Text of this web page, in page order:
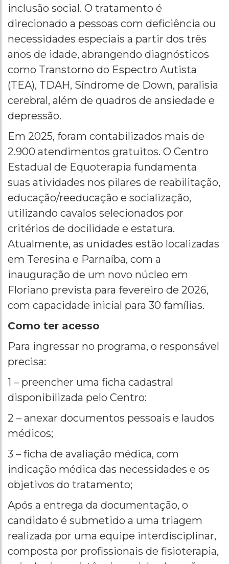
inclusão social. O tratamento é
direcionado a pessoas com deficiência ou
necessidades especiais a partir dos três
anos de idade, abrangendo diagnósticos
como Transtorno do Espectro Autista
(TEA), TDAH, Síndrome de Down, paralisia
cerebral, além de quadros de ansiedade e
depressão.
Em 2025, foram contabilizados mais de
2.900 atendimentos gratuitos. O Centro
Estadual de Equoterapia fundamenta
suas atividades nos pilares de reabilitação,
educação/reeducação e socialização,
utilizando cavalos selecionados por
critérios de docilidade e estatura.
Atualmente, as unidades estão localizadas
em Teresina e Parnaíba, com a
inauguração de um novo núcleo em
Floriano prevista para fevereiro de 2026,
com capacidade inicial para 30 famílias.
Como ter acesso
Para ingressar no programa, o responsável
precisa:
1 – preencher uma ficha cadastral
disponibilizada pelo Centro:
2 – anexar documentos pessoais e laudos
médicos;
3 – ficha de avaliação médica, com
indicação médica das necessidades e os
objetivos do tratamento;
Após a entrega da documentação, o
candidato é submetido a uma triagem
realizada por uma equipe interdisciplinar,
composta por profissionais de fisioterapia,